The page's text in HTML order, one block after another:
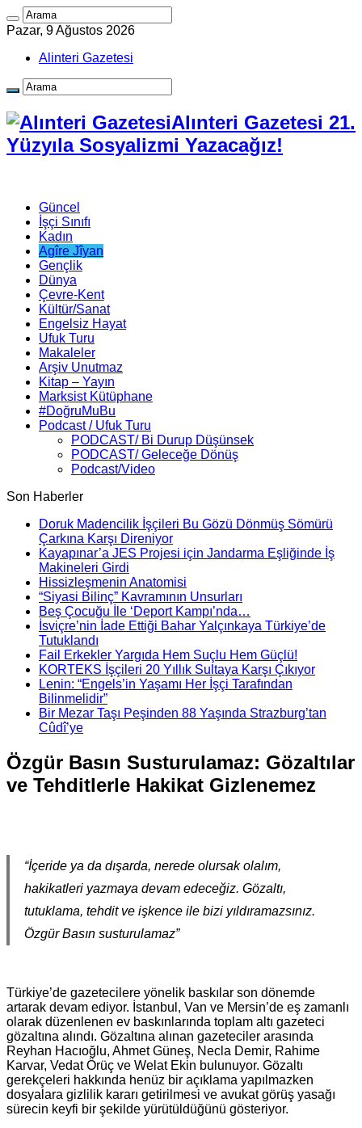
Pazar, 9 Ağustos 2026
Alinteri Gazetesi
Alınteri Gazetesi 21.
Yüzyıla Sosyalizmi Yazacağız!
Güncel
İşçi Sınıfı
Kadın
Agîre Jîyan
Gençlik
Dünya
Çevre-Kent
Kültür/Sanat
Engelsiz Hayat
Ufuk Turu
Makaleler
Arşiv Unutmaz
Kitap – Yayın
Marksist Kütüphane
#DoğruMuBu
Podcast / Ufuk Turu
PODCAST/ Bi Durup Düşünsek
PODCAST/ Geleceğe Dönüş
Podcast/Video
Son Haberler
Doruk Madencilik İşçileri Bu Gözü Dönmüş Sömürü
Çarkına Karşı Direniyor
Kayapınar’a JES Projesi için Jandarma Eşliğinde İş
Makineleri Girdi
Hissizleşmenin Anatomisi
“Siyasi Bilinç” Kavramının Unsurları
Beş Çocuğu İle ‘Deport Kampı’nda…
İsviçre’nin İade Ettiği Bahar Yalçınkaya Türkiye’de
Tutuklandı
Fail Erkekler Yargıda Hem Suçlu Hem Güçlü!
KORTEKS İşçileri 20 Yıllık Sultaya Karşı Çıkıyor
Lenin: “Engels’in Yaşamı Her İşçi Tarafından
Bilinmelidir”
Bir Mezar Taşı Peşinden 88 Yaşında Strazburg’tan
Cûdî’ye
Özgür Basın Susturulamaz: Gözaltılar
ve Tehditlerle Hakikat Gizlenemez
“İçeride ya da dışarda, nerede olursak olalım,
hakikatleri yazmaya devam edeceğiz. Gözaltı,
tutuklama, tehdit ve işkence ile bizi yıldıramazsınız.
Özgür Basın susturulamaz”
Türkiye’de gazetecilere yönelik baskılar son dönemde
artarak devam ediyor. İstanbul, Van ve Mersin’de eş zamanlı
olarak düzenlenen ev baskınlarında toplam altı gazeteci
gözaltına alındı. Gözaltına alınan gazeteciler arasında
Reyhan Hacıoğlu, Ahmet Güneş, Necla Demir, Rahime
Karvar, Vedat Örüç ve Welat Ekin bulunuyor. Gözaltı
gerekçeleri hakkında henüz bir açıklama yapılmazken
dosyalara gizlilik kararı getirilmesi ve avukat görüş yasağı
sürecin keyfi bir şekilde yürütüldüğünü gösteriyor.